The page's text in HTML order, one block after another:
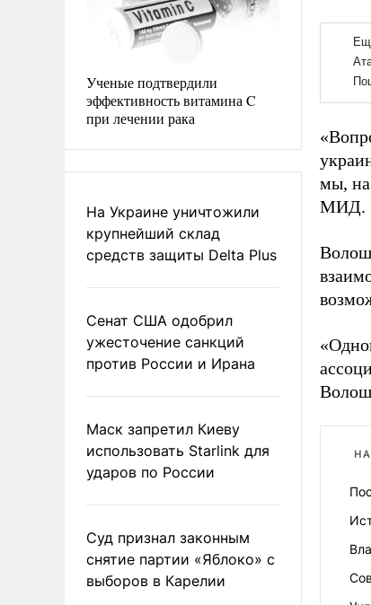
Ученые подтвердили
эффективность витамина C
при лечении рака
На Украине уничтожили
крупнейший склад
средств защиты Delta Plus
Сенат США одобрил
ужесточение санкций
против России и Ирана
Маск запретил Киеву
использовать Starlink для
ударов по России
Суд признал законным
снятие партии «Яблоко» с
выборов в Карелии
мы, на
МИД.